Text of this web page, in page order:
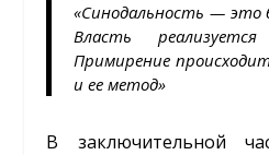
«Синодальность — это
Власть
Примирение
и ее метод»
В заключительной